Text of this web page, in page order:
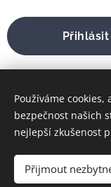
Přihlásit
Používáme
bezpečnost našich
nejlepší zkušenost
Přijmout